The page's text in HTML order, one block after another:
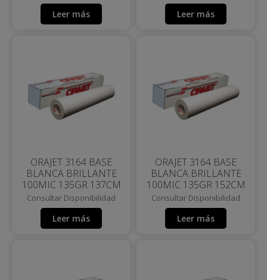
Leer más Leer más
ORAJET 3164 BASE
BLANCA BRILLANTE
100MIC 135GR 137CM
Consultar Disponibilidad
Leer más
ORAJET 3164 BASE
BLANCA BRILLANTE
100MIC 135GR 152CM
Consultar Disponibilidad
Leer más